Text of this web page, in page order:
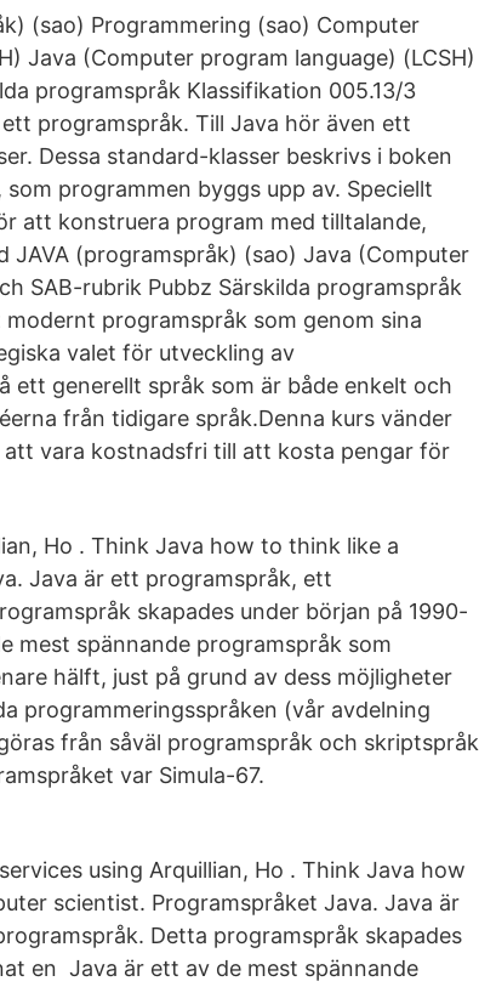
(sao) Programmering (sao) Computer
Java (Computer program language) (LCSH)
programspråk Klassifikation 005.13/3
programspråk. Till Java hör även ett
Dessa standard-klasser beskrivs i boken
programmen byggs upp av. Speciellt
att konstruera program med tilltalande,
JAVA (programspråk) (sao) Java (Computer
SAB-rubrik Pubbz Särskilda programspråk
programspråk som genom sina
valet för utveckling av
ett generellt språk som är både enkelt och
från tidigare språk.Denna kurs vänder
vara kostnadsfri till att kosta pengar för
Ho . Think Java how to think like a
Java är ett programspråk, ett
skapades under början på 1990-
mest spännande programspråk som
hälft, just på grund av dess möjligheter
programmeringsspråken (vår avdelning
från såväl programspråk och skriptspråk
var Simula-67.
using Arquillian, Ho . Think Java how
scientist. Programspråket Java. Java är
Detta programspråk skapades
en Java är ett av de mest spännande